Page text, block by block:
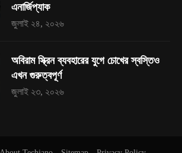
এনার্জিপ্যাক
জুলাই ২৪, ২০২৬
অবিরাম স্ক্রিন ব্যবহারের যুগে চোখের স্বস্তিও
এখন গুরুত্বপূর্ণ
জুলাই ২৩, ২০২৬